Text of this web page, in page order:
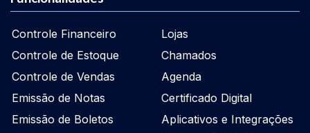
Controle Financeiro
Controle de Estoque
Controle de Vendas
Emissão de Notas
Emissão de Boletos
Lojas
Chamados
Agenda
Certificado Digital
Aplicativos e Integrações